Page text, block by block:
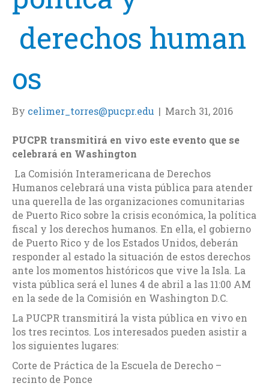
derechos human
os
By celimer_torres@pucpr.edu | March 31, 2016
PUCPR transmitirá en vivo este evento que se
celebrará en Washington
La Comisión Interamericana de Derechos
Humanos celebrará una vista pública para atender
una querella de las organizaciones comunitarias
de Puerto Rico sobre la crisis económica, la política
fiscal y los derechos humanos. En ella, el gobierno
de Puerto Rico y de los Estados Unidos, deberán
responder al estado la situación de estos derechos
ante los momentos históricos que vive la Isla. La
vista pública será el lunes 4 de abril a las 11:00 AM
en la sede de la Comisión en Washington D.C.
La PUCPR transmitirá la vista pública en vivo en
los tres recintos. Los interesados pueden asistir a
los siguientes lugares:
Corte de Práctica de la Escuela de Derecho –
recinto de Ponce